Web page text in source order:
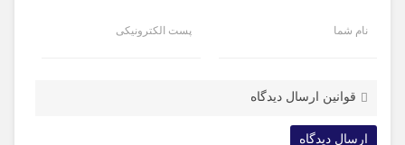
نام شما پست الکترونیکی
قوانین ارسال دیدگاه